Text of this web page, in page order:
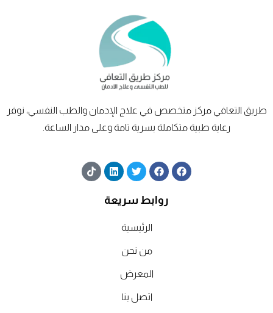
طريقالتعافي
مركز متخصص في علاج الإدمان والطب النفسي، نوفر
رعاية طبية متكاملة بسرية تامة وعلى مدار الساعة.
F
a
F
a
e
b
T
w
t
r
L
i
k
e
T
i
روابط سريعة
الرئيسية
من نحن
المعرض
اتصل بنا